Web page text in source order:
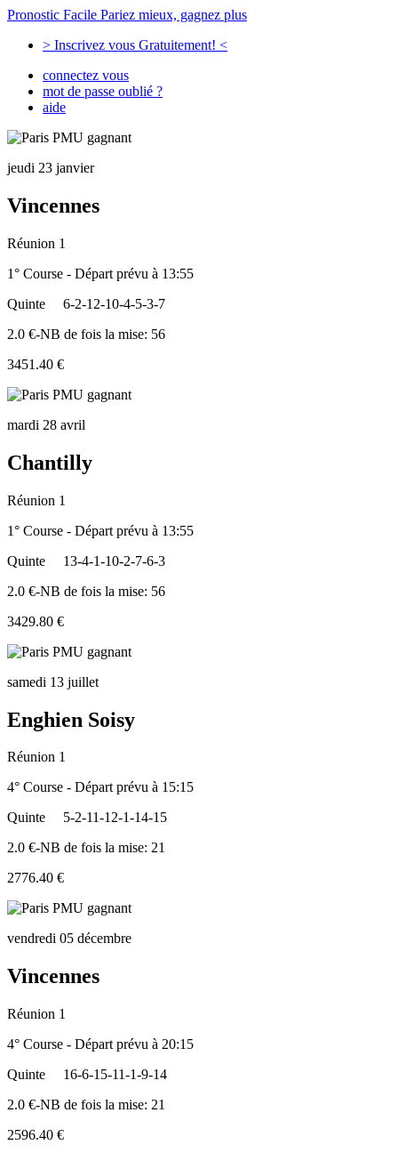
Pronostic Facile Pariez mieux, gagnez plus
> Inscrivez vous Gratuitement! <
connectez vous
mot de passe oublié ?
aide
jeudi 23 janvier
Vincennes
Réunion 1
1° Course - Départ prévu à 13:55
Quinte
6-2-12-10-4-5-3-7
2.0 €-NB de fois la mise: 56
3451.40 €
mardi 28 avril
Chantilly
Réunion 1
1° Course - Départ prévu à 13:55
Quinte
13-4-1-10-2-7-6-3
2.0 €-NB de fois la mise: 56
3429.80 €
samedi 13 juillet
Enghien Soisy
Réunion 1
4° Course - Départ prévu à 15:15
Quinte
5-2-11-12-1-14-15
2.0 €-NB de fois la mise: 21
2776.40 €
vendredi 05 décembre
Vincennes
Réunion 1
4° Course - Départ prévu à 20:15
Quinte
16-6-15-11-1-9-14
2.0 €-NB de fois la mise: 21
2596.40 €